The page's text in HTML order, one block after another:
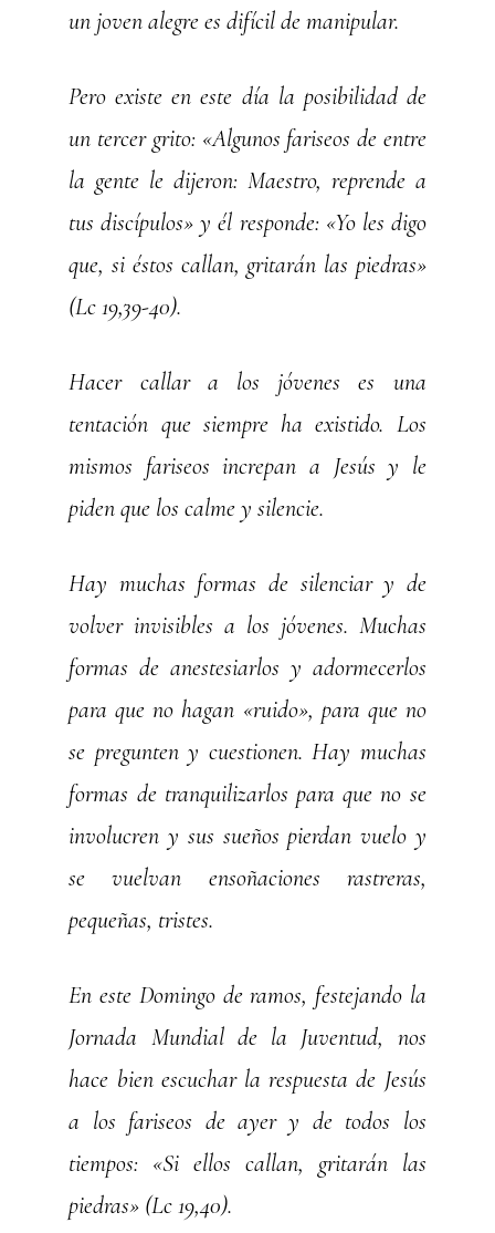
un joven alegre es difícil de manipular.
Pero existe en este día la posibilidad de
un tercer grito: «Algunos fariseos de entre
la gente le dijeron: Maestro, reprende a
tus discípulos» y él responde: «Yo les digo
que, si éstos callan, gritarán las piedras»
(Lc 19,39-40).
Hacer callar a los jóvenes es una
tentación que siempre ha existido. Los
mismos fariseos increpan a Jesús y le
piden que los calme y silencie.
Hay muchas formas de silenciar y de
volver invisibles a los jóvenes. Muchas
formas de anestesiarlos y adormecerlos
para que no hagan «ruido», para que no
se pregunten y cuestionen. Hay muchas
formas de tranquilizarlos para que no se
involucren y sus sueños pierdan vuelo y
se vuelvan ensoñaciones rastreras,
pequeñas, tristes.
En este Domingo de ramos, festejando la
Jornada Mundial de la Juventud, nos
hace bien escuchar la respuesta de Jesús
a los fariseos de ayer y de todos los
tiempos: «Si ellos callan, gritarán las
piedras» (Lc 19,40).